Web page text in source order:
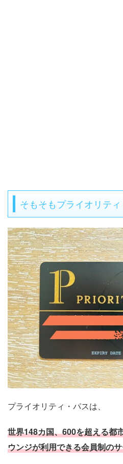
そもそもプライオリティ
プライオリティ・パスは、
世界148カ国、600を超える都
ウンジが利用できる会員制の